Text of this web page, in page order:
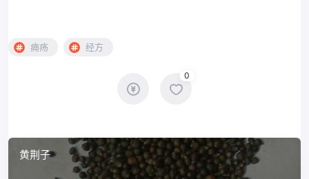
痈疡 经方
0
黄荆子